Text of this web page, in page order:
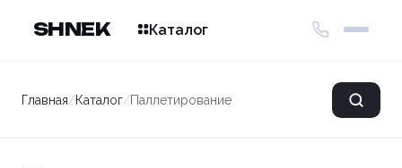
SHNEK Каталог
Главная/Каталог/Паллетирование